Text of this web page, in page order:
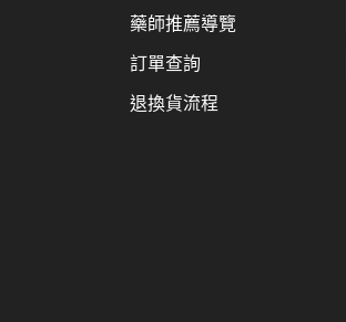
藥師推薦導覽
訂單查詢
退換貨流程